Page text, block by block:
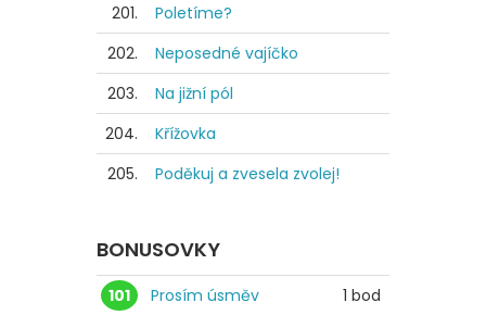
201.
Poletíme?
202.
Neposedné vajíčko
203.
Na jižní pól
204.
Křížovka
205.
Poděkuj a zvesela zvolej!
BONUSOVKY
101 Prosím úsměv
1 bod